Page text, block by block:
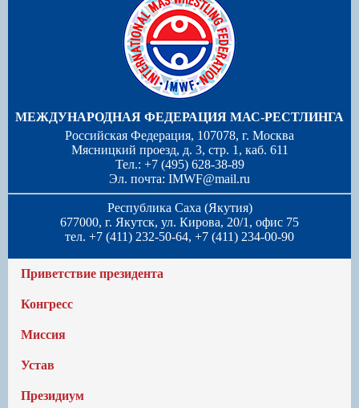
МЕЖДУНАРОДНАЯ ФЕДЕРАЦИЯ МАС-РЕСТЛИНГА
Российская Федерация, 107078, г. Москва
Мясницкий проезд, д. 3, стр. 1, каб. 611
Тел.: +7 (495) 628-38-89
Эл. почта: IMWF@mail.ru
Республика Саха (Якутия)
677000, г. Якутск, ул. Кирова, 20/1, офис 75
тел. +7 (411) 232-50-64, +7 (411) 234-00-90
Приветствие президента
Конгресс
Миссия
Устав
Президиум